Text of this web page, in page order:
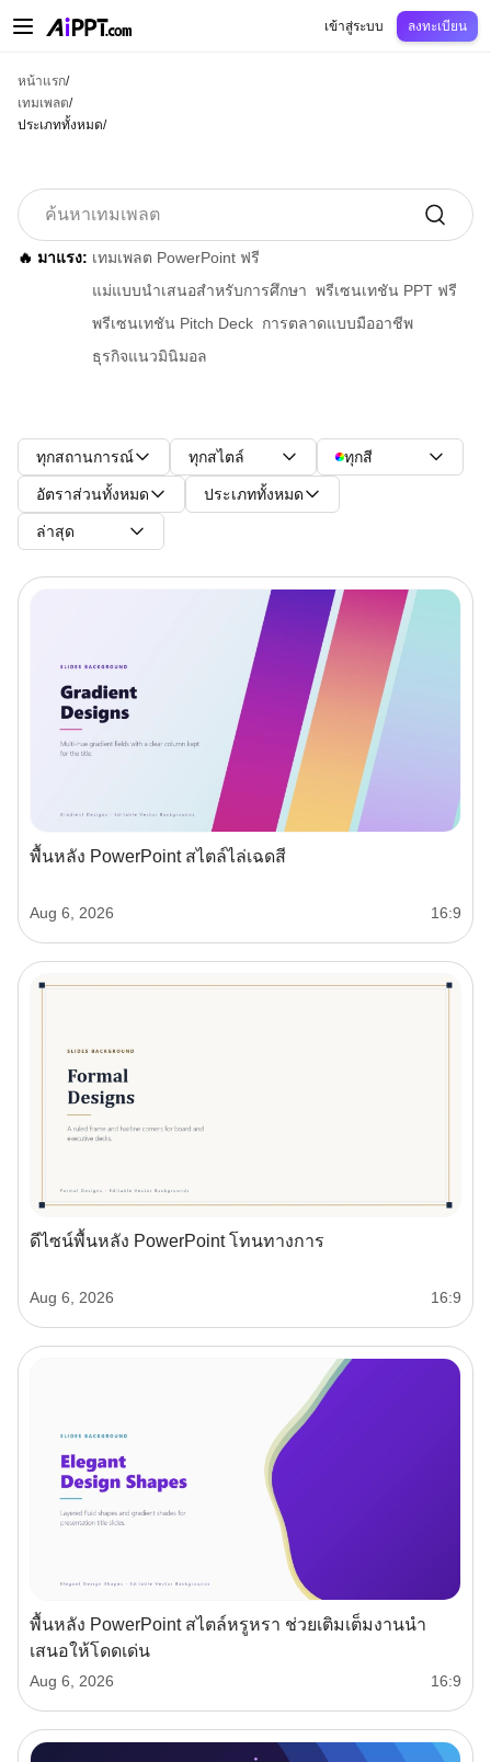
เทมเพลตการศึก
เข้าสู่ระบบ ลงทะเบียน
หน้าแรก/
เทมเพลต/
ประเภททั้งหมด/
🔥 มาแรง: เทมเพลต PowerPoint ฟรี
แม่แบบนำเสนอสำหรับการศึกษา พรีเซนเทชัน PPT ฟรี
พรีเซนเทชัน Pitch Deck การตลาดแบบมืออาชีพ
ธุรกิจแนวมินิมอล
ทุกสถานการณ์ ทุกสไตล์ ทุกสี
อัตราส่วนทั้งหมด ประเภททั้งหมด
ล่าสุด
พื้นหลัง PowerPoint สไตล์ไล่เฉดสี
Aug 6, 2026 16:9
ดีไซน์พื้นหลัง PowerPoint โทนทางการ
Aug 6, 2026 16:9
พื้นหลัง PowerPoint สไตล์หรูหรา ช่วยเติมเต็มงานนำ
เสนอให้โดดเด่น
Aug 6, 2026 16:9